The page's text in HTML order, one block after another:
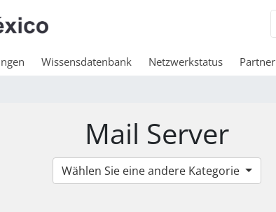
Wissensdatenbank Netzwerkstatus Partner
Mail Server
Wählen Sie eine andere Kategorie